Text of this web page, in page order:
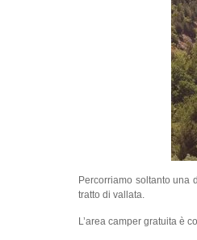
Percorriamo soltanto una
tratto di vallata.
L’area camper gratuita è